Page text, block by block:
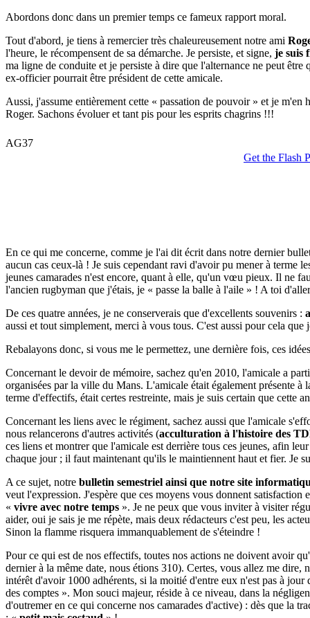
Abordons donc dans un premier temps ce fameux rapport moral.
Tout d'abord, je tiens à remercier très chaleureusement notre ami
l'heure, le récompensent de sa démarche. Je persiste, et signe, je suis
ma ligne de conduite et je persiste à dire que l'alternance ne peut
ex-officier pourrait être président de cette amicale.
Aussi, j'assume entièrement cette « passation de pouvoir » et je
Roger. Sachons évoluer et tant pis pour les esprits chagrins !!!
En ce qui me concerne, comme je l'ai dit écrit dans notre dernier
aucun cas ceux-là ! Je suis cependant ravi d'avoir pu mener à terme
jeunes camarades n'est encore, quant à elle, qu'un vœu pieux. Il ne
l'ancien rugbyman que j'étais, je « passe la balle à l'aile » ! A toi
De ces quatre années, je ne conserverais que d'excellents souvenirs :
aussi et tout simplement, merci à vous tous. C'est aussi pour cela
Rebalayons donc, si vous me le permettez, une dernière fois, ces
Concernant le devoir de mémoire, sachez qu'en 2010, l'amicale a
organisées par la ville du Mans. L'amicale était également présente
terme d'effectifs, était certes restreinte, mais je suis certain que cette
Concernant les liens avec le régiment, sachez aussi que l'amicale
nous relancerons d'autres activités (acculturation à l'histoire des
ces liens et montrer que l'amicale est derrière tous ces jeunes, afin
chaque jour ; il faut maintenant qu'ils le maintiennent haut et fier. Je
A ce sujet, notre bulletin semestriel ainsi que notre site
veut l'expression. J'espère que ces moyens vous donnent
« vivre avec notre temps ». Je ne peux que vous inviter à visiter
aider, oui je sais je me répète, mais deux rédacteurs c'est peu, les
Sinon la flamme risquera immanquablement de s'éteindre !
Pour ce qui est de nos effectifs, toutes nos actions ne doivent avoir
dernier à la même date, nous étions 310). Certes, vous allez me
intérêt d'avoir 1000 adhérents, si la moitié d'entre eux n'est pas à jour
des comptes ». Mon souci majeur, réside à ce niveau, dans la
d'outremer en ce qui concerne nos camarades d'active) : dès que la